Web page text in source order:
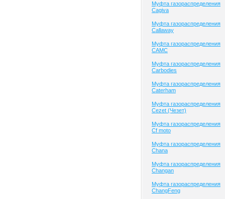
Муфта газораспределения
Cagiva
Муфта газораспределения
Callaway
Муфта газораспределения
CAMC
Муфта газораспределения
Carbodies
Муфта газораспределения
Caterham
Муфта газораспределения
Cezet (Чезет)
Муфта газораспределения
Cf moto
Муфта газораспределения
Chana
Муфта газораспределения
Changan
Муфта газораспределения
ChangFeng